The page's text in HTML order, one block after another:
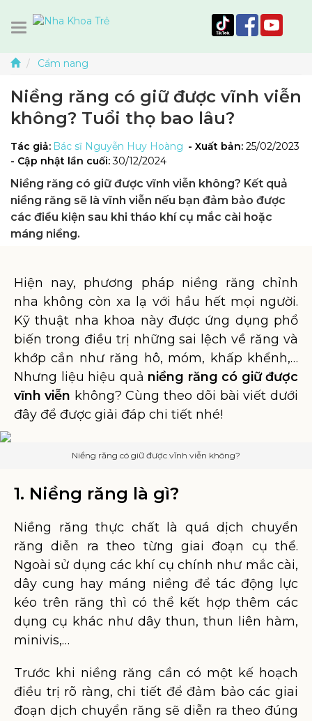
Cẩm nang
Niềng răng có giữ được vĩnh viễn
không? Tuổi thọ bao lâu?
Tác giả: Bác sĩ Nguyễn Huy Hoàng - Xuất bản: 25/02/2023
- Cập nhật lần cuối:30/12/2024
Niềng răng có giữ được vĩnh viễn không? Kết quả
niềng răng sẽ là vĩnh viễn nếu bạn đảm bảo được
các điều kiện sau khi tháo khí cụ mắc cài hoặc
máng niềng.
Hiện nay, phương pháp niềng răng chỉnh
nha không còn xa lạ với hầu hết mọi người.
Kỹ thuật nha khoa này được ứng dụng phổ
biến trong điều trị những sai lệch về răng và
khớp cắn như răng hô, móm, khấp khểnh,…
Nhưng liệu hiệu quả niềng răng có giữ được
vĩnh viễn không? Cùng theo dõi bài viết dưới
đây để được giải đáp chi tiết nhé!
Niềng răng có giữ được vĩnh viễn không?
1. Niềng răng là gì?
Niềng răng thực chất là quá dịch chuyển
răng diễn ra theo từng giai đoạn cụ thể.
Ngoài sử dụng các khí cụ chính như mắc cài,
dây cung hay máng niềng để tác động lực
kéo trên răng thì có thể kết hợp thêm các
dụng cụ khác như dây thun, thun liên hàm,
minivis,…
Trước khi niềng răng cần có một kế hoạch
điều trị rõ ràng, chi tiết để đảm bảo các giai
đoạn dịch chuyển răng sẽ diễn ra theo đúng